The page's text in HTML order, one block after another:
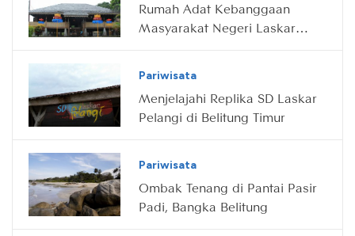
Rumah Adat Kebanggaan
Masyarakat Negeri Laskar
Pariwisata
Menjelajahi Replika SD Laskar
Pelangi di Belitung Timur
Pariwisata
Ombak Tenang di Pantai Pasir
Padi, Bangka Belitung